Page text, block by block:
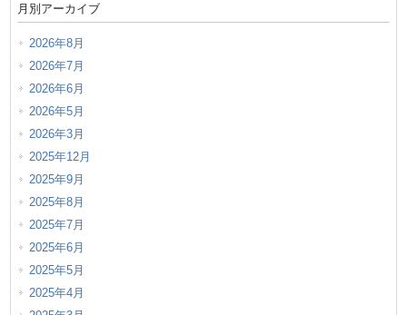
月別アーカイブ
2026年8月
2026年7月
2026年6月
2026年5月
2026年3月
2025年12月
2025年9月
2025年8月
2025年7月
2025年6月
2025年5月
2025年4月